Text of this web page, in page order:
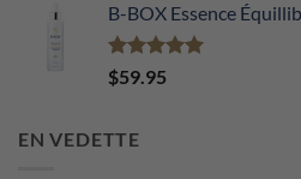
B-BOX Essence
Note5.00
sur 5
$59.95
EN VEDETTE